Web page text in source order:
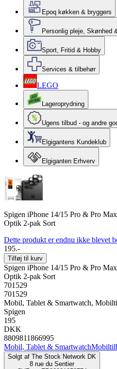
Epoq køkken & bryggers
Personlig pleje, Skønhed
Sport, Fritid & Hobby
Services & tilbehør
LEGO
Lageroprydning
Ugens tilbud - og andre
Elgigantens Kundeklub
Elgiganten Erhverv
Spigen iPhone 14/15 Pro & Pro
Optik 2-pak Sort
Dette produkt er endnu ikke blevet
195.-
Tilføj til kurv
Spigen iPhone 14/15 Pro & Pro
Optik 2-pak Sort
701529
701529
Mobil, Tablet & Smartwatch,
Spigen
195
DKK
8809811866995
Mobil, Tablet & Smartwatch
Solgt af The Stock Network DK
8 rue du Sentier